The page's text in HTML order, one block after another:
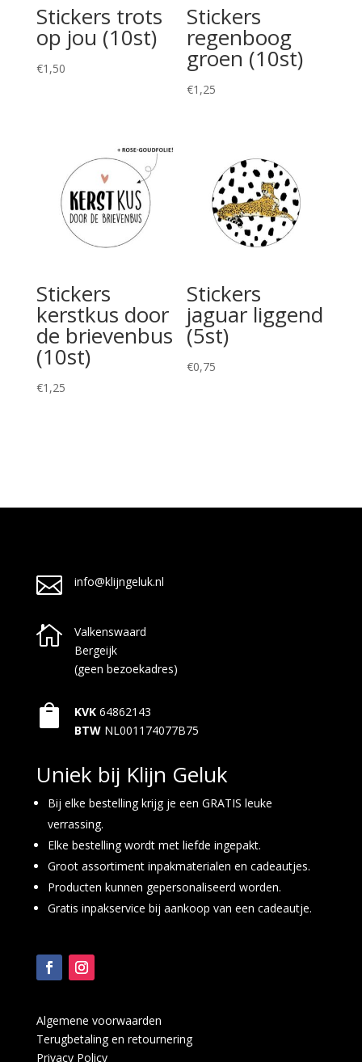
Stickers trots
op jou (10st)
€1,50
Stickers
regenboog
groen (10st)
€1,25
Stickers
kerstkus door
de brievenbus
(10st)
€1,25
Stickers
jaguar liggend
(5st)
€0,75
 info@klijngeluk.nl

Valkenswaard
Bergeijk
(geen bezoekadres)
 KVK 64862143
BTW NL001174077B75
Uniek bij Klijn Geluk
Bij elke bestelling krijg je een GRATIS leuke
verrassing.
Elke bestelling wordt met liefde ingepakt.
Groot assortiment inpakmaterialen en cadeautjes.
Producten kunnen gepersonaliseerd worden.
Gratis inpakservice bij aankoop van een cadeautje.
Algemene voorwaarden
Terugbetaling en retournering
Privacy Policy